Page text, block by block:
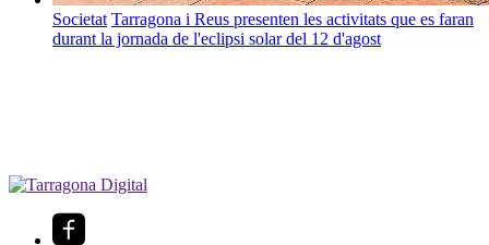
Societat Tarragona i Reus presenten les activitats que es faran
durant la jornada de l'eclipsi solar del 12 d'agost